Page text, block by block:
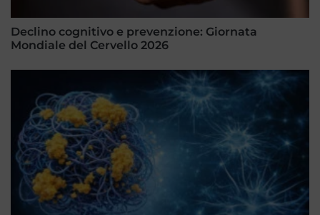
Declino cognitivo e prevenzione: Giornata
Mondiale del Cervello 2026